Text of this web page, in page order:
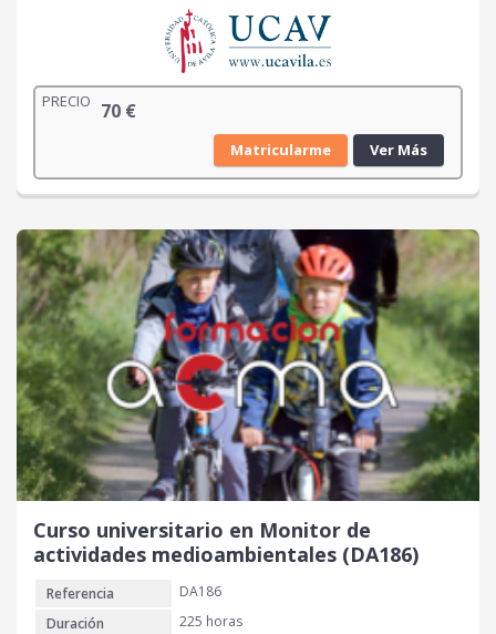
PRECIO 70 €
Matricularme Ver Más
Curso universitario en Monitor de
actividades medioambientales (DA186)
Referencia
DA186
Duración
225 horas